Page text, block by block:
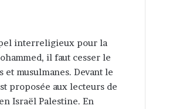
interreligieux pour la
il faut cesser le
musulmanes. Devant le
proposée aux lecteurs de
Israël Palestine. En